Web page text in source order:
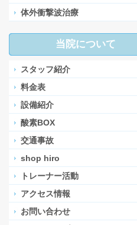
体外衝撃波治療
当院について
スタッフ紹介
料金表
設備紹介
酸素BOX
交通事故
shop hiro
トレーナー活動
アクセス情報
お問い合わせ